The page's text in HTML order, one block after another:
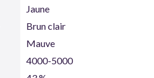
Jaune
Brun clair
Mauve
4000-5000